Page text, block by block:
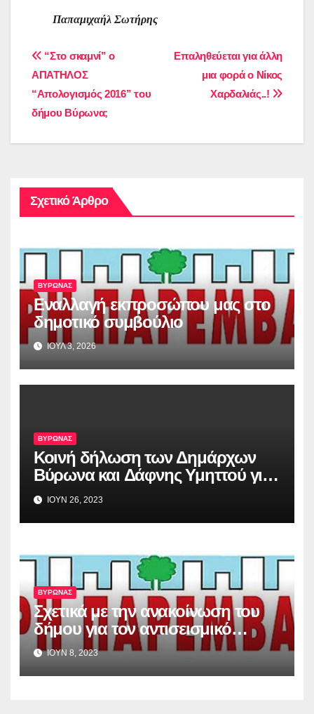
Παπαμιχαήλ Σωτήρης
Πλοήγηση
άρθρων
Επαληθεύεται για άλλη
μια φορά ο Νίκος
Χαρδαλιάς..!
“Στο σκαμνί” ο
ΑΠΑΤΗΛΟΣ
“Απολογισμός 2016” του
δήμου Βύρωνα;
Σχετικό Άρθρο
ΒΥΡΩΝΑΣ
Εναλλαγή εκπροσώπου μας στο
δημοτικό συμβούλιο
ΙΟΥΛ 3, 2026
ΒΥΡΩΝΑΣ
Κοινή δήλωση των Δημάρχων
Βύρωνα και Δάφνης Υμηττού για
την απόφαση του Αρείου Πάγου,
σχετικά με το Λόφο Κοπανά
ΙΟΥΝ 26, 2023
ΒΥΡΩΝΑΣ
Σχετικά με την ανακοίνωση του
δήμου για τον αντισεισμικό
έλεγχο των σχολικών κτιρίων
ΙΟΥΝ 8, 2023